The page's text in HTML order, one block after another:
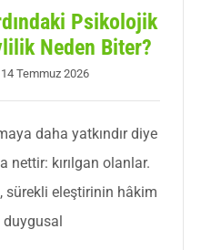
Psikolojik
Neden Biter?
14 Temmuz 2026
daha yatkındır diye
nettir: kırılgan olanlar.
sürekli eleştirinin hâkim